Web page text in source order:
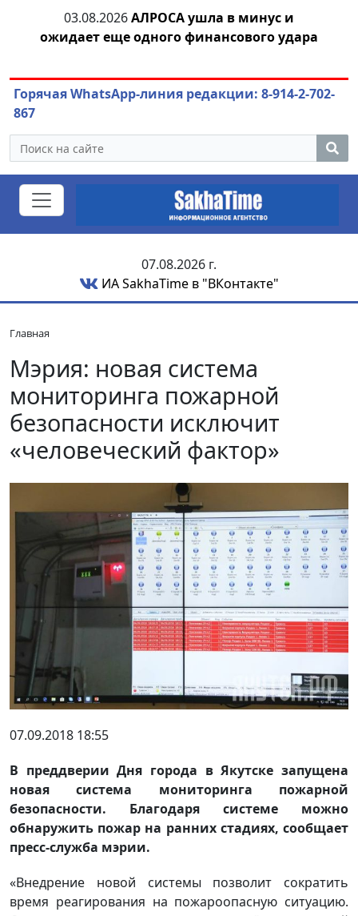
03.08.2026АЛРОСА ушла в минус и
ожидает еще одного финансового удара
Горячая WhatsApp-линия редакции: 8-914-2-702-
867
07.08.2026 г.
ИА SakhaTime в "ВКонтакте"
Главная
Мэрия: новая система
мониторинга пожарной
безопасности исключит
«человеческий фактор»
07.09.2018 18:55
В преддверии Дня города в Якутске запущена
новая система мониторинга пожарной
безопасности. Благодаря системе можно
обнаружить пожар на ранних стадиях, сообщает
пресс-служба мэрии.
«Внедрение новой системы позволит сократить
время реагирования на пожароопасную ситуацию.